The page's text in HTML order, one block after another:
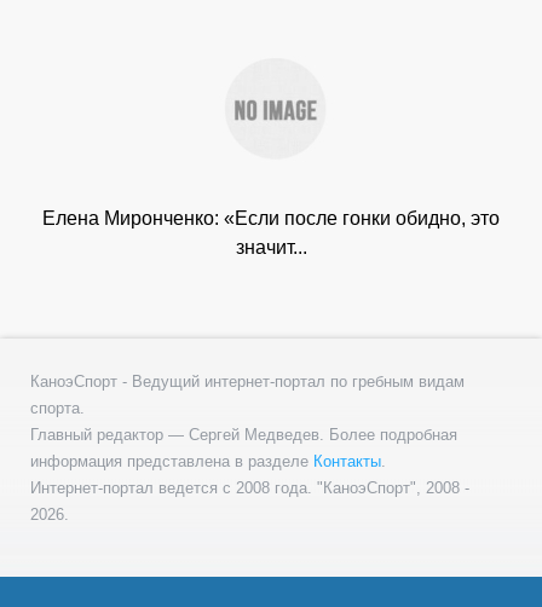
Елена Миронченко: «Если после гонки обидно, это
значит...
КаноэСпорт - Ведущий интернет-портал по гребным видам
спорта.
Главный редактор — Сергей Медведев. Более подробная
информация представлена в разделе Контакты
Интернет-портал ведется с 2008 года. "КаноэСпорт", 2008 -
2026.